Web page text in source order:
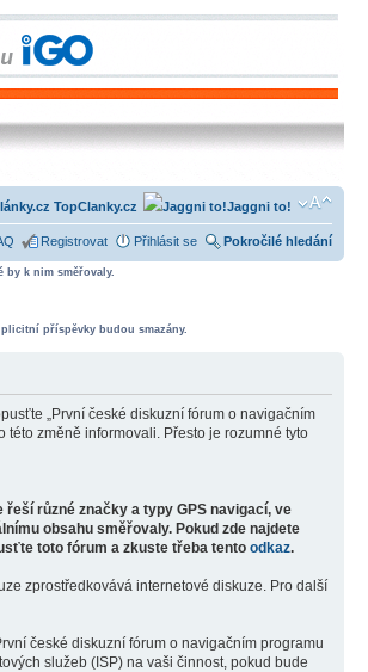
Jaggni to!
TopClanky.cz
Registrovat Přihlásit se Pokročilé hledání
by k nim směřovaly.
příspěvky budou smazány.
„První české diskuzní fórum o navigačním
této změně informovali. Přesto je rozumné tyto
řeší různé značky a typy GPS navigací, ve
obsahu směřovaly. Pokud zde najdete
toto fórum a zkuste třeba tento odkaz.
zprostředkovává internetové diskuze. Pro další
české diskuzní fórum o navigačním programu
služeb (ISP) na vaši činnost, pokud bude